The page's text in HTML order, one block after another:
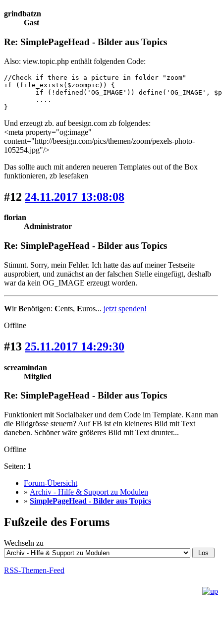
grindbatzn
Gast
Re: SimplePageHead - Bilder aus Topics
Also: view.topic.php enthält folgenden Code:
//Check if there is a picture in folder "zoom"
if (file_exists($zoompic)) {
}
Und erzeugt zb. auf beesign.com zb folgendes:
<meta property="og:image"
content="http://beesign.com/pics/themen/zoom/pexels-photo-
105254.jpg"/>
Das sollte auch mit anderen neueren Templates out of the Box
funktionieren, zb lesefaken
#12 24.11.2017 13:08:08
florian
Administrator
Re: SimplePageHead - Bilder aus Topics
Stimmt. Sorry, mein Fehler. Ich hatte das auf meiner Testseite
ausprobiert, und zunächst an der falschen Stelle eingefügt, deshalb
war da kein OG_IMAGE erzeugt worden.
WirBenötigen: Cents, Euros... jetzt spenden!
Offline
#13 25.11.2017 14:29:30
screamindan
Mitglied
Re: SimplePageHead - Bilder aus Topics
Funktioniert mit Socialbaker und dem Code im Template. Kann man
die Bildgrösse steuern? Auf FB ist ein kleineres Bild mit Text
daneben. Schöner wäre größeres Bild mit Text drunter...
Offline
Seiten: 1
Forum-Übersicht
» Archiv - Hilfe & Support zu Modulen
» SimplePageHead - Bilder aus Topics
Fußzeile des Forums
Wechseln zu
RSS-Themen-Feed